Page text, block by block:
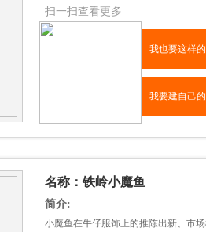
扫一扫查看更多
我也要这样
我要建自己
名称：铁岭小魔鱼
简介:
小魔鱼在牛仔服饰上的推陈出新、市